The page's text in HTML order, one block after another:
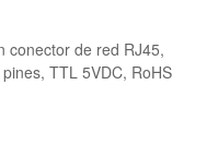
conector de red RJ45,
TTL 5VDC, RoHS